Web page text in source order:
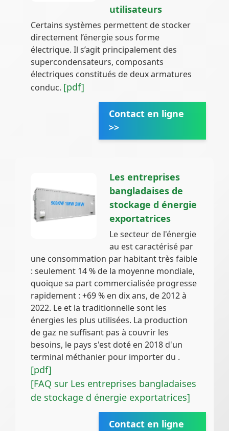
utilisateurs
Certains systèmes permettent de stocker
directement l’énergie sous forme
électrique. Il s’agit principalement des
supercondensateurs, composants
électriques constitués de deux armatures
conduc. [pdf]
Contact en ligne
>>
Les entreprises
bangladaises de
stockage d énergie
exportatrices
Le secteur de l'énergie
au est caractérisé par
une consommation par habitant très faible
: seulement 14 % de la moyenne mondiale,
quoique sa part commercialisée progresse
rapidement : +69 % en dix ans, de 2012 à
2022. Le et la traditionnelle sont les
énergies les plus utilisées. La production
de gaz ne suffisant pas à couvrir les
besoins, le pays s'est doté en 2018 d'un
terminal méthanier pour importer du .
[pdf]
[FAQ sur Les entreprises bangladaises
de stockage d énergie exportatrices]
Contact en ligne